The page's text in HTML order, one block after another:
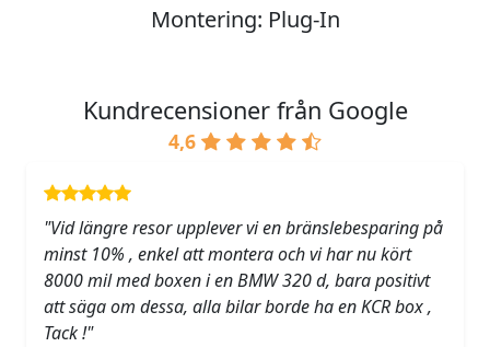
Montering: Plug-In
Kundrecensioner från Google
4,6
"Vid längre resor upplever vi en bränslebesparing på
minst 10% , enkel att montera och vi har nu kört
8000 mil med boxen i en BMW 320 d, bara positivt
att säga om dessa, alla bilar borde ha en KCR box ,
Tack !"